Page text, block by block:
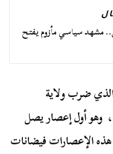
مشهد سياسي مأزوم يفتح
الذي ضرب ولاية
وهو أول إعصار يصل
، ونتج عن هذه الإعصارات فيضانات